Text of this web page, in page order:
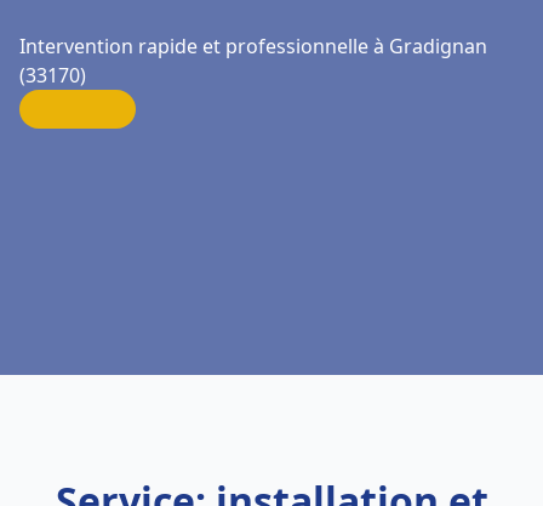
Intervention rapide et professionnelle à Gradignan
(33170)